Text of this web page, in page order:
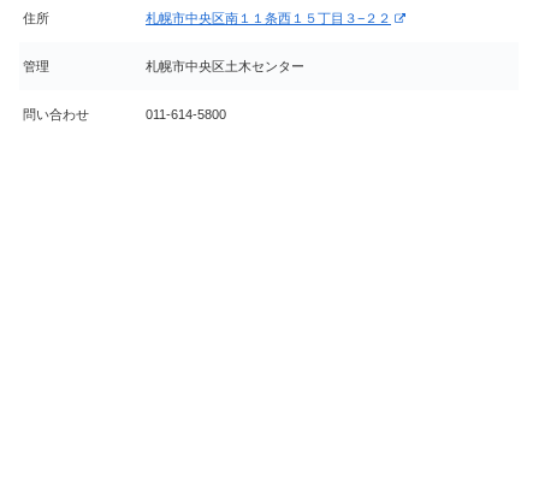
住所 札幌市中央区南１１条西１５丁目３−２２
管理 札幌市中央区土木センター
問い合わせ 011-614-5800